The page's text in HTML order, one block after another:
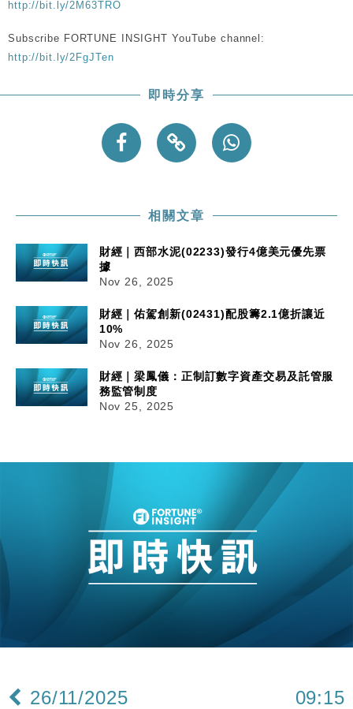
http://bit.ly/2M63TRO
Subscribe FORTUNE INSIGHT YouTube channel:
http://bit.ly/2FgJTen
即時分享
相關文章
財經｜西部水泥(02233)發行4億美元優先票
據
Nov 26, 2025
財經｜佑駕創新(02431)配股籌2.1億折讓近
10%
Nov 26, 2025
財經｜梁鳳儀：正制訂數字資產交易及託管服
務監管制度
Nov 25, 2025
26/11/2025 09:15